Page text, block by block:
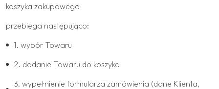
koszyka zakupowego
przebiega następująco:
1. wybór Towaru
2. dodanie Towaru do koszyka
3. wypełnienie formularza zamówienia (dane Klienta,